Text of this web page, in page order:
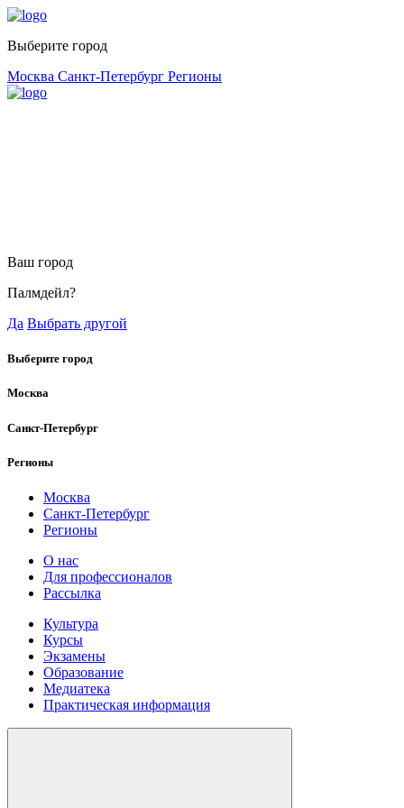
Выберите город
Москва Санкт-Петербург Регионы
Ваш город
Палмдейл?
Да Выбрать другой
Выберите город
Москва
Санкт-Петербург
Регионы
Москва
Санкт-Петербург
Регионы
О нас
Для профессионалов
Рассылка
Культура
Курсы
Экзамены
Образование
Медиатека
Практическая информация